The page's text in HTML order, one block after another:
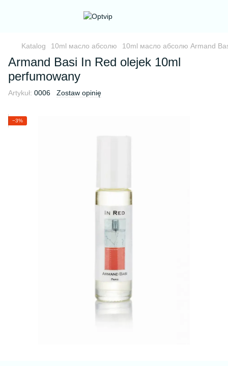
Katalog 10ml масло абсолю 10ml масло абсолю Armand
Armand Basi In Red olejek 10ml
perfumowany
Artykuł: 0006 Zostaw opinię
−3%